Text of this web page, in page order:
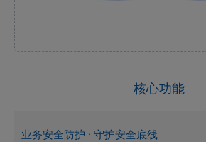
核心功能
业务安全防护 · 守护安全底线